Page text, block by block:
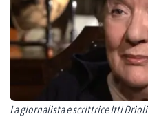
La giornalista e scrittrice Itti Drioli